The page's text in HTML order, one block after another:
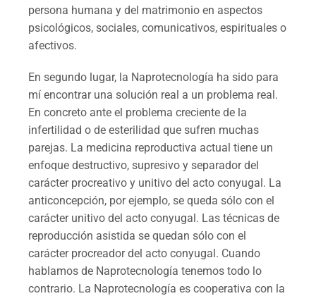
persona humana y del matrimonio en aspectos
psicológicos, sociales, comunicativos, espirituales o
afectivos.
En segundo lugar, la Naprotecnología ha sido para
mí encontrar una solución real a un problema real.
En concreto ante el problema creciente de la
infertilidad o de esterilidad que sufren muchas
parejas. La medicina reproductiva actual tiene un
enfoque destructivo, supresivo y separador del
carácter procreativo y unitivo del acto conyugal. La
anticoncepción, por ejemplo, se queda sólo con el
carácter unitivo del acto conyugal. Las técnicas de
reproducción asistida se quedan sólo con el
carácter procreador del acto conyugal. Cuando
hablamos de Naprotecnología tenemos todo lo
contrario. La Naprotecnología es cooperativa con la